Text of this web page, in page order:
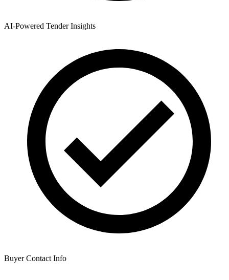
AI-Powered Tender Insights
Buyer Contact Info